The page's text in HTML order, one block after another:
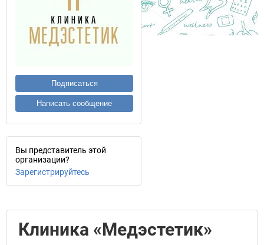
Подписаться
Написать сообщение
Вы представитель этой
организации?
Зарегистрируйтесь
Клиника «Медэстетик»